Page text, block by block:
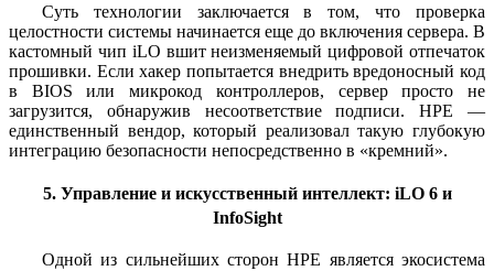
Суть технологии заключается в том, что проверка
целостности системы начинается еще до включения сервера. В
кастомный чип iLO вшит неизменяемый цифровой отпечаток
прошивки. Если хакер попытается внедрить вредоносный код
в BIOS или микрокод контроллеров, сервер просто не
загрузится, обнаружив несоответствие подписи. HPE —
единственный вендор, который реализовал такую глубокую
интеграцию безопасности непосредственно в «кремний».
5. Управление и искусственный интеллект: iLO 6 и
InfoSight
Одной из сильнейших сторон HPE является экосистема